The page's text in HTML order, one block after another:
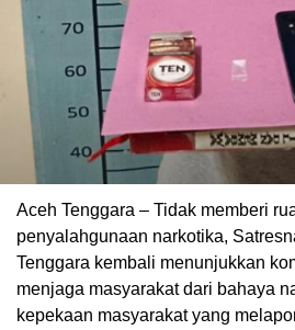
Aceh Tenggara – Tidak memberi
penyalahgunaan narkotika,
Tenggara kembali menunjukkan
menjaga masyarakat dari bahaya
kepekaan masyarakat yang